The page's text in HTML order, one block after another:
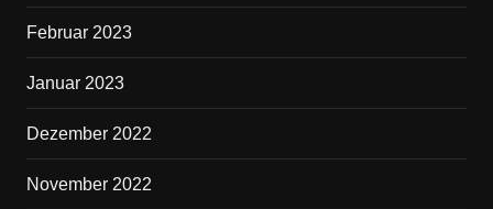
Februar 2023
Januar 2023
Dezember 2022
November 2022